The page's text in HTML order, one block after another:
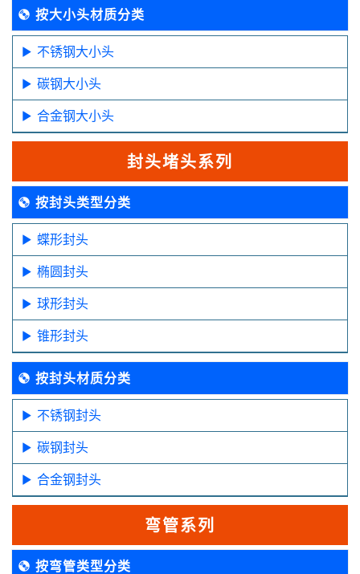
按大小头材质分类
不锈钢大小头
碳钢大小头
合金钢大小头
封头堵头系列
按封头类型分类
蝶形封头
椭圆封头
球形封头
锥形封头
按封头材质分类
不锈钢封头
碳钢封头
合金钢封头
弯管系列
按弯管类型分类